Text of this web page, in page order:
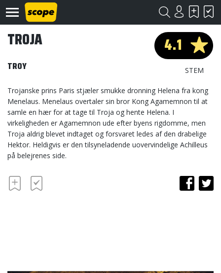
Om
Scope
Kontakt
4.1
STEM
TROJA
TROY
Trojanske prins Paris stjæler smukke dronning Helena fra kong
Menelaus. Menelaus overtaler sin bror Kong Agamemnon til at
samle en hær for at tage til Troja og hente Helena. I
virkeligheden er Agamemnon ude efter byens rigdomme, men
Troja aldrig blevet indtaget og forsvaret ledes af den drabelige
Hektor. Heldigvis er den tilsyneladende uovervindelige Achilleus
på belejrenes side.